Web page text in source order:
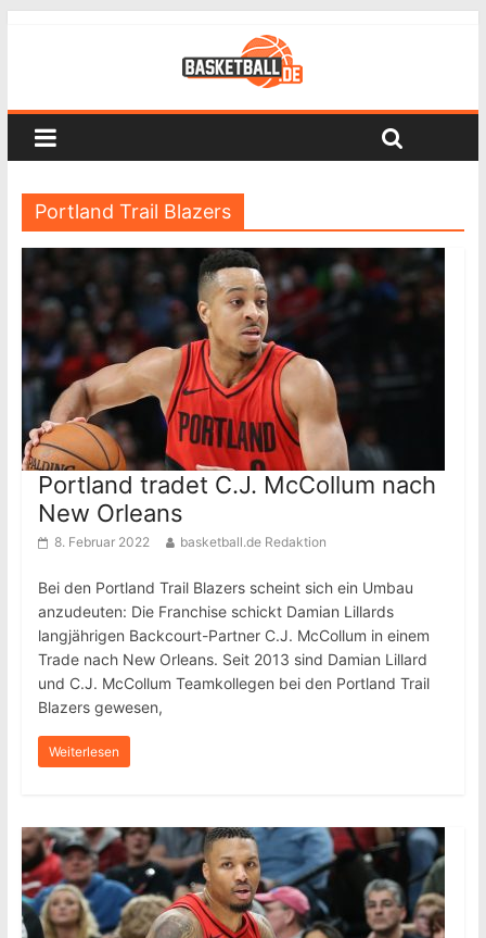
Portland Trail Blazers
Portland tradet C.J. McCollum nach
New Orleans
8. Februar 2022 basketball.de Redaktion
Bei den Portland Trail Blazers scheint sich ein Umbau
anzudeuten: Die Franchise schickt Damian Lillards
langjährigen Backcourt-Partner C.J. McCollum in einem
Trade nach New Orleans. Seit 2013 sind Damian Lillard
und C.J. McCollum Teamkollegen bei den Portland Trail
Blazers gewesen,
Weiterlesen